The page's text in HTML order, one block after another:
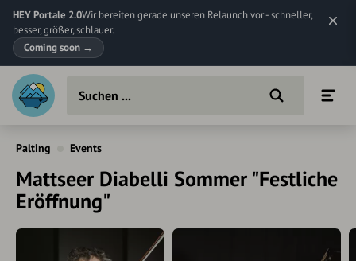
HEY Portale 2.0Wir bereiten gerade unseren Relaunch vor - schneller,
besser, größer, schlauer.
Coming soon →
Palting Events
Mattseer Diabelli Sommer "Festliche
Eröffnung"